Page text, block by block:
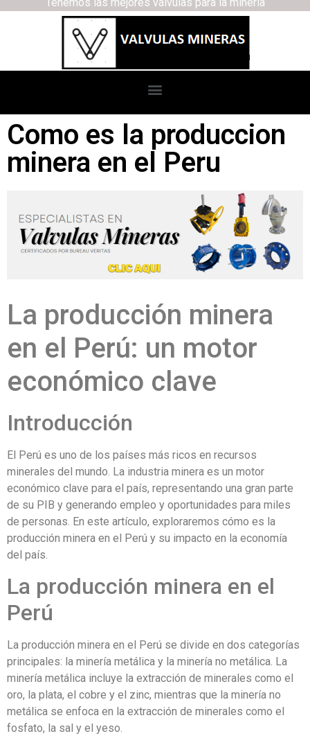
Como es la produccion
minera en el Peru
La producción minera
en el Perú: un motor
económico clave
Introducción
El Perú es uno de los países más ricos en recursos
minerales del mundo. La industria minera es un motor
económico clave para el país, representando una gran parte
de su PIB y generando empleo y oportunidades para miles
de personas. En este artículo, exploraremos cómo es la
producción minera en el Perú y su impacto en la economía
del país.
La producción minera en el
Perú
La producción minera en el Perú se divide en dos categorías
principales: la minería metálica y la minería no metálica. La
minería metálica incluye la extracción de minerales como el
oro, la plata, el cobre y el zinc, mientras que la minería no
metálica se enfoca en la extracción de minerales como el
fosfato, la sal y el yeso.